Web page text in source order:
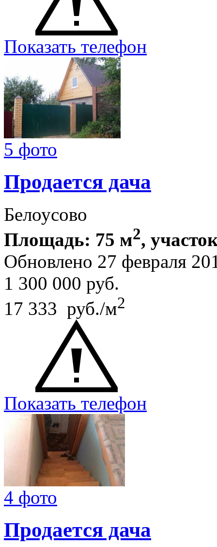
Показать телефон
5 фото
Продается дача
Белоусово
Площадь: 75 м2,
Обновлено 27 февраля
1 300 000 руб.
17 333 руб./м2
Показать телефон
4 фото
Продается дача